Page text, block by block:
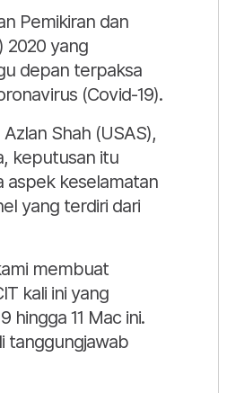
Pemikiran dan
2020 yang
depan terpaksa
(Covid-19).
Shah (USAS),
keputusan itu
aspek keselamatan
yang terdiri dari
membuat
kali ini yang
11 Mac ini.
tanggungjawab